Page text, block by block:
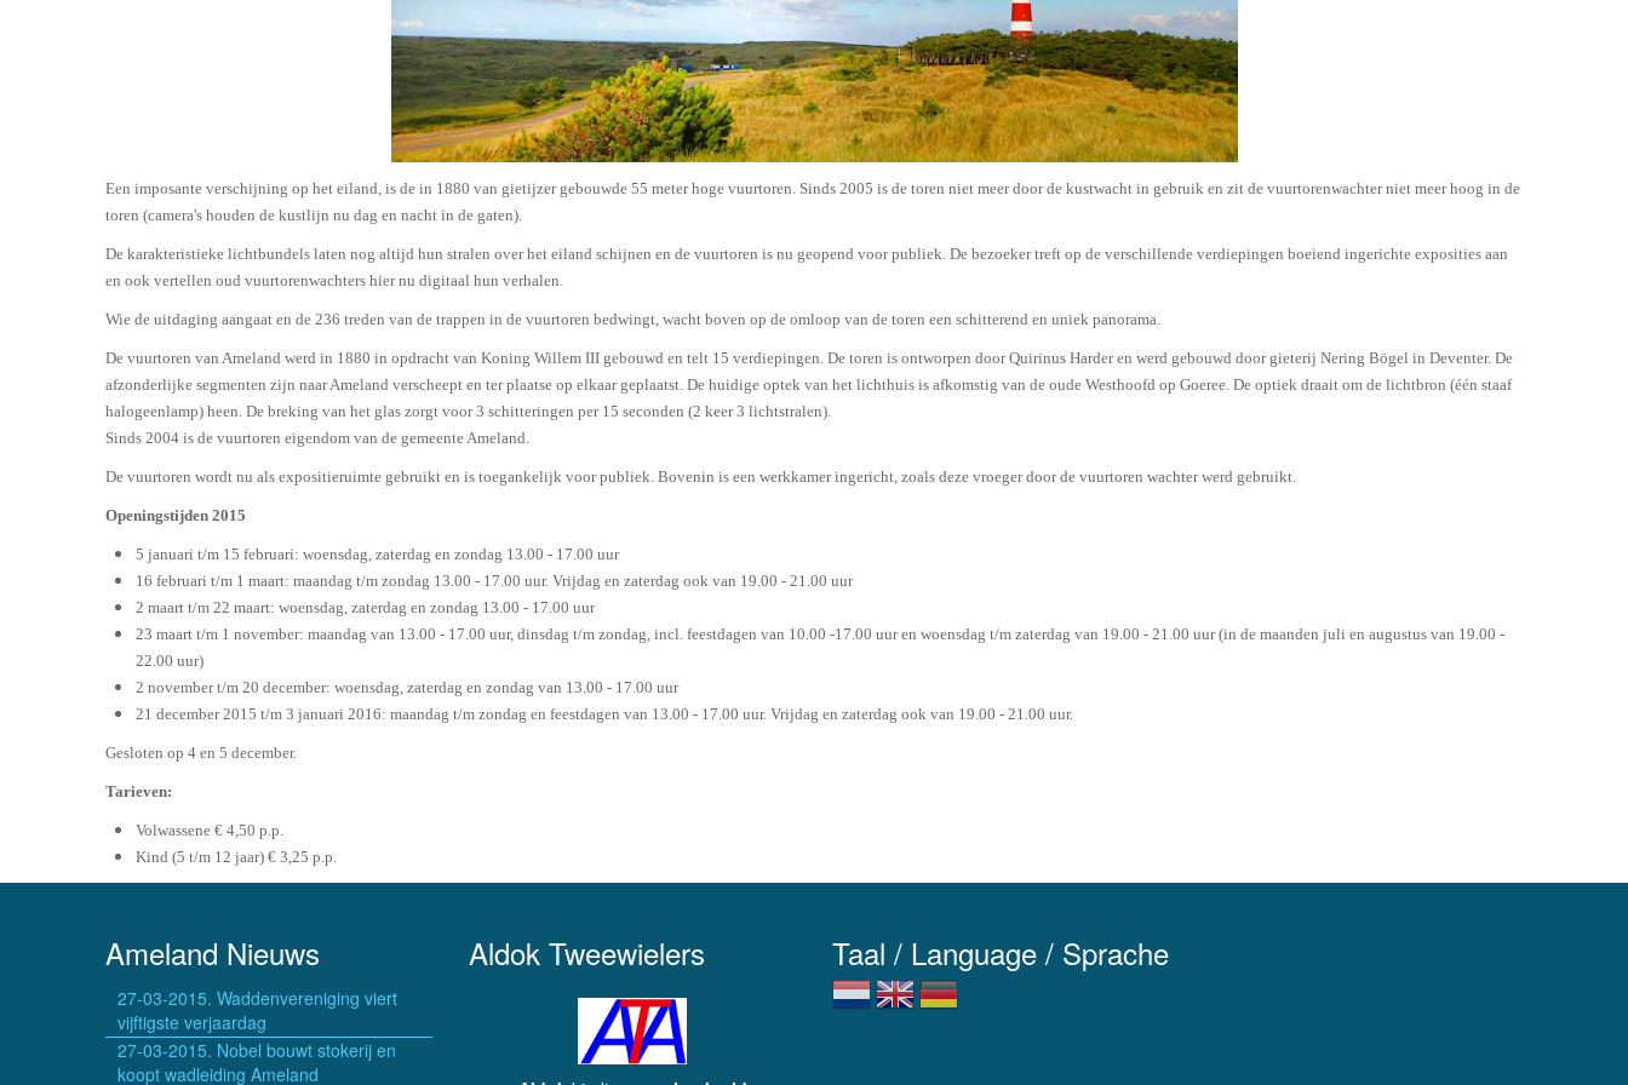
Een imposante verschijning op het eiland, is de in 1880 van gietijzer gebouwde 55 meter hoge vuurtoren. Sinds 2005 is de toren niet meer door de kustwacht in gebruik en zit de vuurtorenwachter niet meer hoog in de
toren (camera's houden de kustlijn nu dag en nacht in de gaten).
De karakteristieke lichtbundels laten nog altijd hun stralen over het eiland schijnen en de vuurtoren is nu geopend voor publiek. De bezoeker treft op de verschillende verdiepingen boeiend ingerichte exposities aan
en ook vertellen oud vuurtorenwachters hier nu digitaal hun verhalen.
Wie de uitdaging aangaat en de 236 treden van de trappen in de vuurtoren bedwingt, wacht boven op de omloop van de toren een schitterend en uniek panorama.
De vuurtoren van Ameland werd in 1880 in opdracht van Koning Willem III gebouwd en telt 15 verdiepingen. De toren is ontworpen door Quirinus Harder en werd gebouwd door gieterij Nering Bögel in Deventer. De
afzonderlijke segmenten zijn naar Ameland verscheept en ter plaatse op elkaar geplaatst. De huidige optek van het lichthuis is afkomstig van de oude Westhoofd op Goeree. De optiek draait om de lichtbron (één staaf
halogeenlamp) heen. De breking van het glas zorgt voor 3 schitteringen per 15 seconden (2 keer 3 lichtstralen).
Sinds 2004 is de vuurtoren eigendom van de gemeente Ameland.
De vuurtoren wordt nu als expositieruimte gebruikt en is toegankelijk voor publiek. Bovenin is een werkkamer ingericht, zoals deze vroeger door de vuurtoren wachter werd gebruikt.
Openingstijden 2015
5 januari t/m 15 februari: woensdag, zaterdag en zondag 13.00 - 17.00 uur
16 februari t/m 1 maart: maandag t/m zondag 13.00 - 17.00 uur. Vrijdag en zaterdag ook van 19.00 - 21.00 uur
2 maart t/m 22 maart: woensdag, zaterdag en zondag 13.00 - 17.00 uur
23 maart t/m 1 november: maandag van 13.00 - 17.00 uur, dinsdag t/m zondag, incl. feestdagen van 10.00 -17.00 uur en woensdag t/m zaterdag van 19.00 - 21.00 uur (in de maanden juli en augustus van 19.00 -
22.00 uur)
2 november t/m 20 december: woensdag, zaterdag en zondag van 13.00 - 17.00 uur
21 december 2015 t/m 3 januari 2016: maandag t/m zondag en feestdagen van 13.00 - 17.00 uur. Vrijdag en zaterdag ook van 19.00 - 21.00 uur.
Gesloten op 4 en 5 december.
Tarieven:
Volwassene € 4,50 p.p.
Kind (5 t/m 12 jaar) € 3,25 p.p.
Ameland Nieuws
27-03-2015. Waddenvereniging viert
vijftigste verjaardag
27-03-2015. Nobel bouwt stokerij en
koopt wadleiding Ameland
Aldok Tweewielers Taal / Language / Sprache